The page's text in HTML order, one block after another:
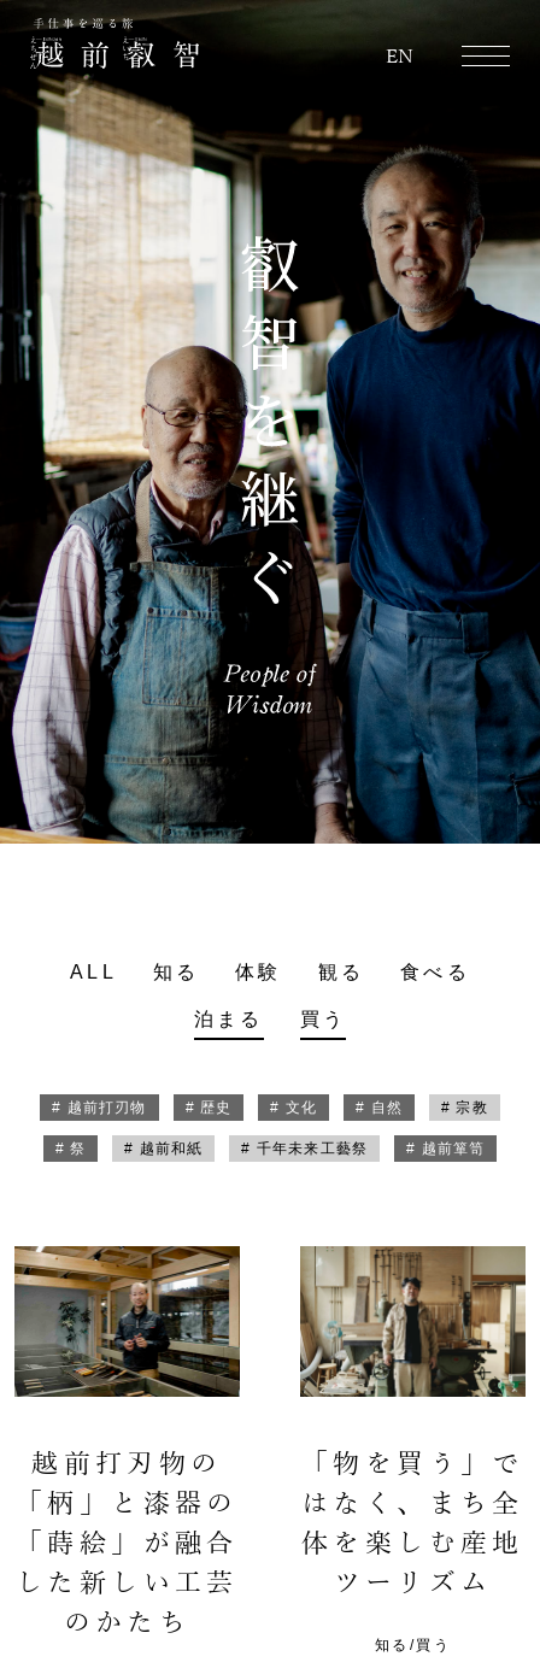
EN
ALL 知る 体験 観る 食べる
泊まる 買う
# 越前打刃物 # 歴史 # 文化 # 自然 # 宗教
# 祭 # 越前和紙 # 千年未来工藝祭 # 越前箪笥
越前打刃物の
「柄」と漆器の
「蒔絵」が融合
した新しい工芸
のかたち
「物を買う」で
はなく、まち全
体を楽しむ産地
ツーリズム
知る/買う